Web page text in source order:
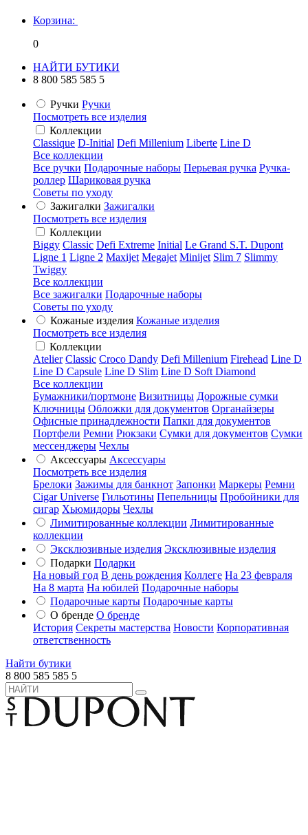
Корзина:
0
НАЙТИ БУТИКИ
8 800 585 585 5
Ручки Ручки
Посмотреть все изделия
Коллекции
Classique D-Initial Defi Millenium Liberte Line D
Все коллекции
Все ручки Подарочные наборы Перьевая ручка Ручка-
роллер Шариковая ручка
Советы по уходу
Зажигалки Зажигалки
Посмотреть все изделия
Коллекции
Biggy Classic Defi Extreme Initial Le Grand S.T. Dupont
Ligne 1 Ligne 2 Maxijet Megajet Minijet Slim 7 Slimmy
Twiggy
Все коллекции
Все зажигалки Подарочные наборы
Советы по уходу
Кожаные изделия Кожаные изделия
Посмотреть все изделия
Коллекции
Atelier Classic Croco Dandy Defi Millenium Firehead Line D
Line D Capsule Line D Slim Line D Soft Diamond
Все коллекции
Бумажники/портмоне Визитницы Дорожные сумки
Ключницы Обложки для документов Органайзеры
Офисные принадлежности Папки для документов
Портфели Ремни Рюкзаки Сумки для документов Сумки
мессенджеры Чехлы
Аксессуары Аксессуары
Посмотреть все изделия
Брелоки Зажимы для банкнот Запонки Маркеры Ремни
Cigar Universe Гильотины Пепельницы Пробойники для
сигар Хьюмидоры Чехлы
Лимитированные коллекции Лимитированные
коллекции
Эксклюзивные изделия Эксклюзивные изделия
Подарки Подарки
На новый год В день рождения Коллеге На 23 февраля
На 8 марта На юбилей Подарочные наборы
Подарочные карты Подарочные карты
О бренде О бренде
История Секреты мастерства Новости Корпоративная
ответственность
Найти бутики
8 800 585 585 5